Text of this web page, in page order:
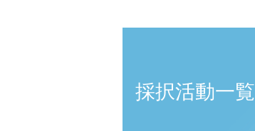
採択活動一覧